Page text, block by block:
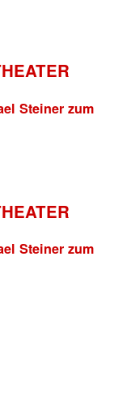
Steiner zum
Steiner zum